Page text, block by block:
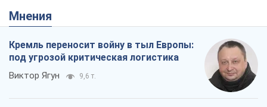
Мнения
Кремль переносит войну в тыл Европы:
под угрозой критическая логистика
Виктор Ягун 9,6 т.